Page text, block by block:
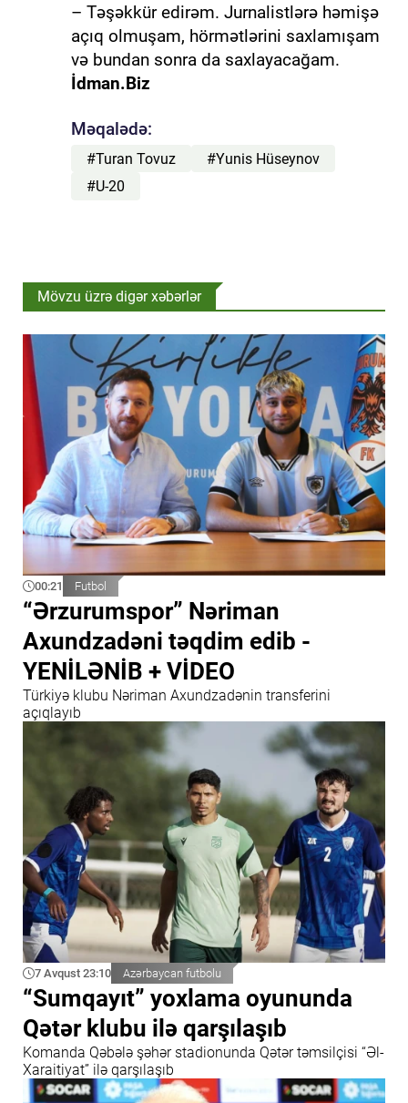
– Təşəkkür edirəm. Jurnalistlərə həmişə
açıq olmuşam, hörmətlərini saxlamışam
və bundan sonra da saxlayacağam.
İdman.Biz
Məqalədə:
#Turan Tovuz
#Yunis Hüseynov
#U-20
Mövzu üzrə digər xəbərlər
00:21 Futbol
“Ərzurumspor” Nəriman
Axundzadəni təqdim edib -
YENİLƏNİB + VİDEO
Türkiyə klubu Nəriman Axundzadənin transferini
açıqlayıb
7 Avqust 23:10 Azərbaycan futbolu
“Sumqayıt” yoxlama oyununda
Qətər klubu ilə qarşılaşıb
Komanda Qəbələ şəhər stadionunda Qətər təmsilçisi “Əl-
Xaraitiyat” ilə qarşılaşıb